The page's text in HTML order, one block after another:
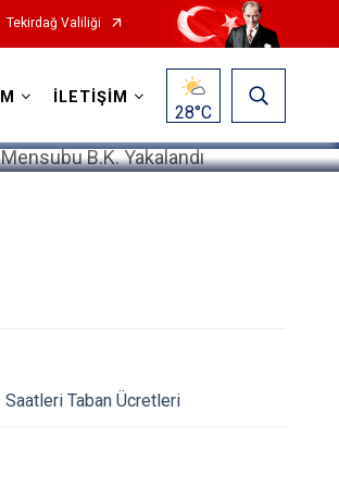
Tekirdağ Valiliği
İLETİŞİM
28°C
Taban Ücretleri